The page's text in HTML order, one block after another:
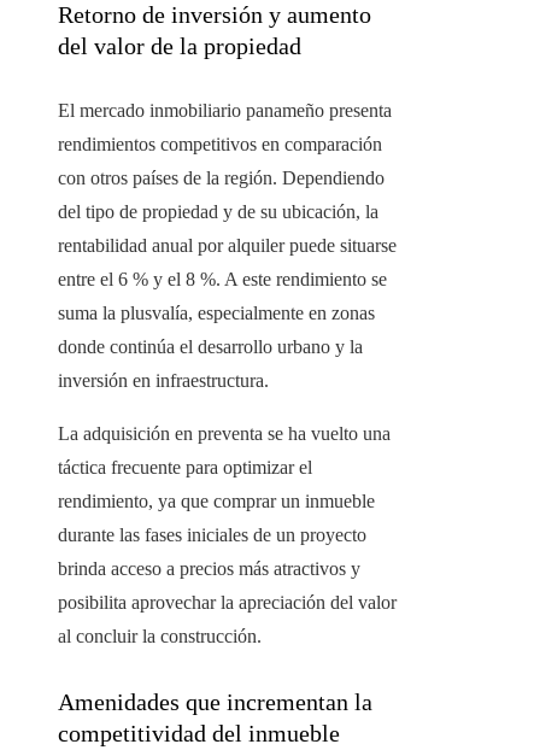
Retorno de inversión y aumento
del valor de la propiedad
El mercado inmobiliario panameño presenta
rendimientos competitivos en comparación
con otros países de la región. Dependiendo
del tipo de propiedad y de su ubicación, la
rentabilidad anual por alquiler puede situarse
entre el 6 % y el 8 %. A este rendimiento se
suma la plusvalía, especialmente en zonas
donde continúa el desarrollo urbano y la
inversión en infraestructura.
La adquisición en preventa se ha vuelto una
táctica frecuente para optimizar el
rendimiento, ya que comprar un inmueble
durante las fases iniciales de un proyecto
brinda acceso a precios más atractivos y
posibilita aprovechar la apreciación del valor
al concluir la construcción.
Amenidades que incrementan la
competitividad del inmueble